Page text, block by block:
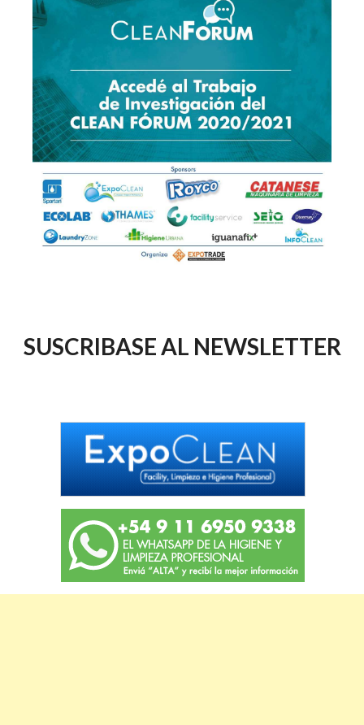
SUSCRIBASE AL NEWSLETTER